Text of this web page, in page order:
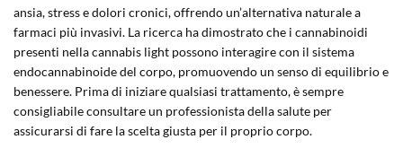
ansia, stress e dolori cronici, offrendo un’alternativa naturale a
farmaci più invasivi. La ricerca ha dimostrato che i cannabinoidi
presenti nella cannabis light possono interagire con il sistema
endocannabinoide del corpo, promuovendo un senso di equilibrio e
benessere. Prima di iniziare qualsiasi trattamento, è sempre
consigliabile consultare un professionista della salute per
assicurarsi di fare la scelta giusta per il proprio corpo.